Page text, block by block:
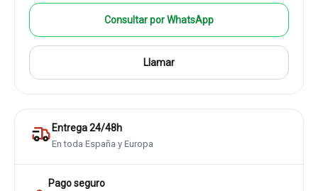
Consultar por WhatsApp
Llamar
Entrega 24/48h
En toda España y Europa
Pago seguro